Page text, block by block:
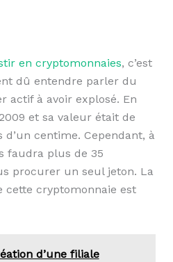
en cryptomonnaies, c’est
dû entendre parler du
actif à avoir explosé. En
et sa valeur était de
centime. Cependant, à
faudra plus de 35
procurer un seul jeton. La
cette cryptomonnaie est
d’une filiale